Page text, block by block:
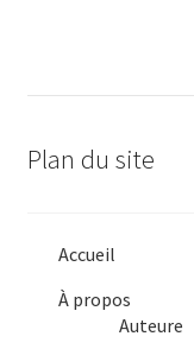
Plan du site
Accueil
À propos
Auteure